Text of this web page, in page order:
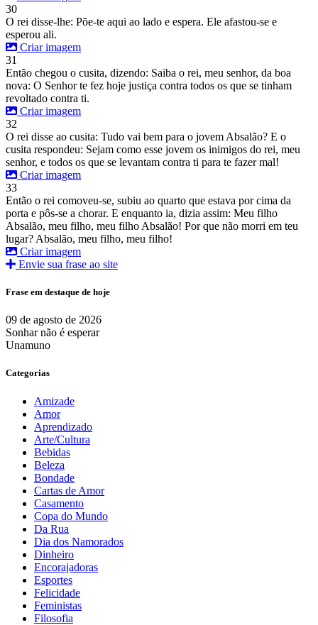
30
O rei disse-lhe: Põe-te aqui ao lado e espera. Ele afastou-se e
esperou ali.
Criar imagem
31
Então chegou o cusita, dizendo: Saiba o rei, meu senhor, da boa
nova: O Senhor te fez hoje justiça contra todos os que se tinham
revoltado contra ti.
Criar imagem
32
O rei disse ao cusita: Tudo vai bem para o jovem Absalão? E o
cusita respondeu: Sejam como esse jovem os inimigos do rei, meu
senhor, e todos os que se levantam contra ti para te fazer mal!
Criar imagem
33
Então o rei comoveu-se, subiu ao quarto que estava por cima da
porta e pôs-se a chorar. E enquanto ia, dizia assim: Meu filho
Absalão, meu filho, meu filho Absalão! Por que não morri em teu
lugar? Absalão, meu filho, meu filho!
Criar imagem
Envie sua frase ao site
Frase em destaque de hoje
09 de agosto de 2026
Sonhar não é esperar
Unamuno
Categorias
Amizade
Amor
Aprendizado
Arte/Cultura
Bebidas
Beleza
Bondade
Cartas de Amor
Casamento
Copa do Mundo
Da Rua
Dia dos Namorados
Dinheiro
Encorajadoras
Esportes
Felicidade
Feministas
Filosofia